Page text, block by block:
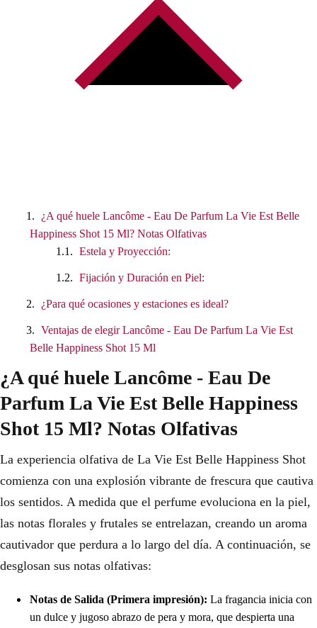
¿A qué huele Lancôme - Eau De Parfum La Vie Est Belle
Happiness Shot 15 Ml? Notas Olfativas
Estela y Proyección:
Fijación y Duración en Piel:
¿Para qué ocasiones y estaciones es ideal?
Ventajas de elegir Lancôme - Eau De Parfum La Vie Est
Belle Happiness Shot 15 Ml
¿A qué huele Lancôme - Eau De
Parfum La Vie Est Belle Happiness
Shot 15 Ml? Notas Olfativas
La experiencia olfativa de La Vie Est Belle Happiness Shot
comienza con una explosión vibrante de frescura que cautiva
los sentidos. A medida que el perfume evoluciona en la piel,
las notas florales y frutales se entrelazan, creando un aroma
cautivador que perdura a lo largo del día. A continuación, se
desglosan sus notas olfativas:
Notas de Salida (Primera impresión): La fragancia inicia con
un dulce y jugoso abrazo de pera y mora, que despierta una